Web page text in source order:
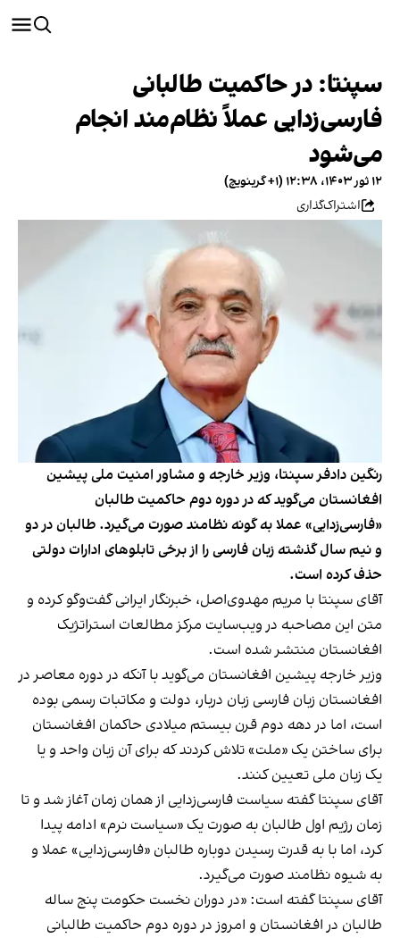
سپنتا: در حاکمیت طالبانی
فارسی‌زدایی عملاً نظام‌مند انجام
می‌شود
۱۲ ثور ۱۴۰۳، ۱۲:۳۸ (‎+۱ گرینویچ)
اشتراک‌گذاری
رنگین دادفر سپنتا، وزیر خارجه و مشاور امنیت ملی پیشین
افغانستان می‌گوید که در دوره دوم حاکمیت طالبان
«فارسی‌زدایی» عملا به گونه نظامند صورت می‌گیرد. طالبان در دو
و نیم سال گذشته زبان فارسی را از برخی تابلوهای ادارات دولتی
حذف کرده است.
آقای سپنتا با مریم مهدوی‌اصل، خبرنگار ایرانی گفت‌وگو کرده و
متن این مصاحبه در ویب‌سایت مرکز مطالعات استراتژیک
افغانستان منتشر شده است.
وزیر خارجه پیشین افغانستان می‌گوید با آنکه در دوره معاصر در
افغانستان زبان فارسی زبان دربار، دولت و مکاتبات رسمی بوده
است، اما در دهه دوم قرن بیستم میلادی حاکمان افغانستان
برای ساختن یک «ملت» تلاش کردند که برای آن زبان واحد و یا
یک زبان ملی تعیین کنند.
آقای سپنتا گفته سیاست فارسی‌زدایی از همان زمان آغاز شد و تا
زمان رژیم اول طالبان به صورت یک «سیاست نرم» ادامه پیدا
کرد، اما با به قدرت رسیدن دوباره طالبان «فارسی‌زدایی» عملا و
به شیوه نظامند صورت می‌گیرد.
آقای سپنتا گفته است: «در دوران نخست حکومت پنج ساله
طالبان در افغانستان و امروز در دوره دوم حاکمیت طالبانی